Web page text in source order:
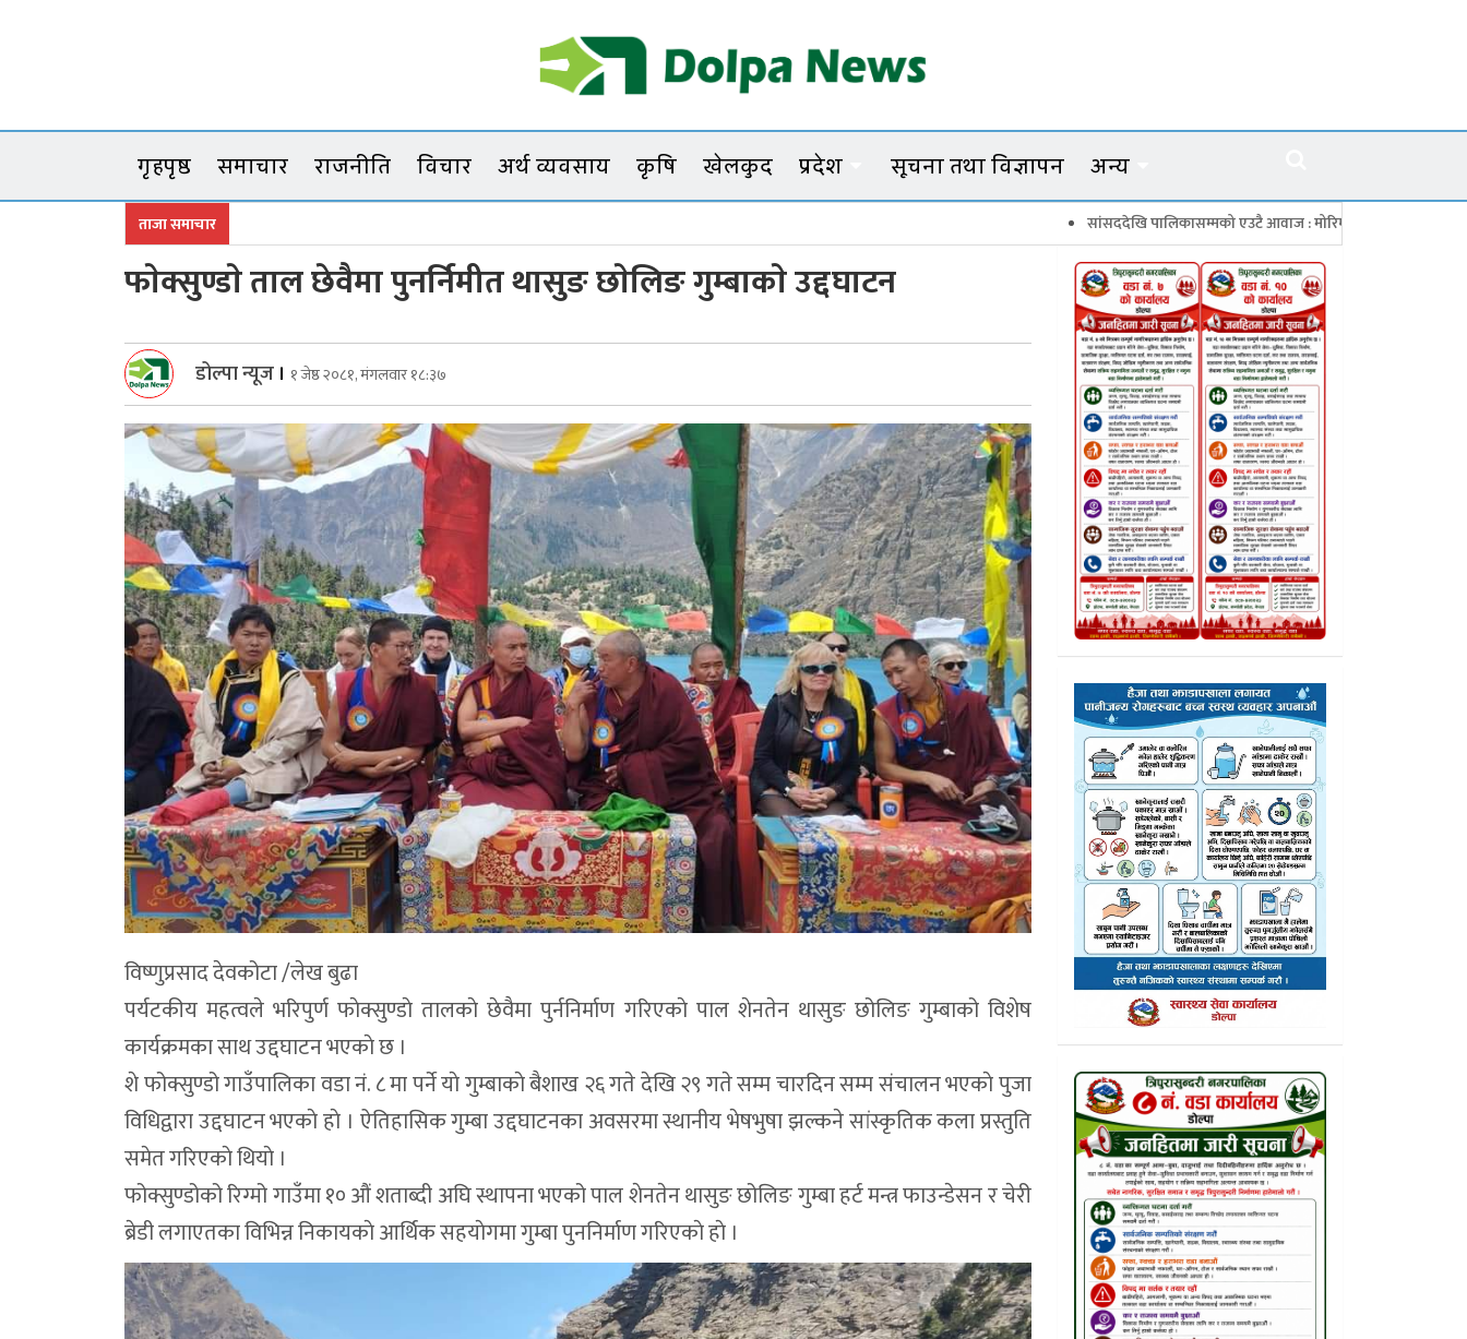
Dolpanews
गृहपृष्ठ समाचार राजनीति विचार अर्थ व्यवसाय कृषि खेलकुद प्रदेश सूचना तथा विज्ञापन अन्य
ताजा समाचार सांसददेखि पालिकासम्मको एउटै आवाज : मोरिम्ला–क्याटो नाका तत्काल खोल
फाेक्सुण्डाे ताल छेवैमा पुनर्निमीत थासुङ छाेलिङ गुम्बाकाे उद्दघाटन
डोल्पा न्यूज । १ जेष्ठ २०८१, मंगलवार १८:३७
विष्णुप्रसाद देवकोटा /लेख बुढा
पर्यटकीय महत्वले भरिपुर्ण फाेक्सुण्डाे तालकाे छेवैमा पुर्ननिर्माण गरिएकाे पाल शेनतेन थासुङ छोलिङ गुम्बाको विशेष
कार्यक्रमका साथ उद्दघाटन भएकाे छ ।
शे फोक्सुण्डो गाउँपालिका वडा नं. ८ मा पर्ने याे गुम्बाकाे बैशाख २६ गते देखि २९ गते सम्म चारदिन सम्म संचालन भएकाे पुजा
विधिद्वारा उद्दघाटन भएकाे हाे । ऐतिहासिक गुम्बा उद्दघाटनका अवसरमा स्थानीय भेषभुषा झल्कने सांस्कृतिक कला प्रस्तुति
समेत गरिएकाे थियाे ।
फोक्सुण्डोको रिग्मो गाउँमा १० औं शताब्दी अघि स्थापना भएको पाल शेनतेन थासुङ छोलिङ गुम्बा हर्ट मन्त्र फाउन्डेसन र चेरी
ब्रेडी लगाएतका विभिन्न निकायकाे आर्थिक सहयाेगमा गुम्बा पुननिर्माण गरिएकाे हाे ।